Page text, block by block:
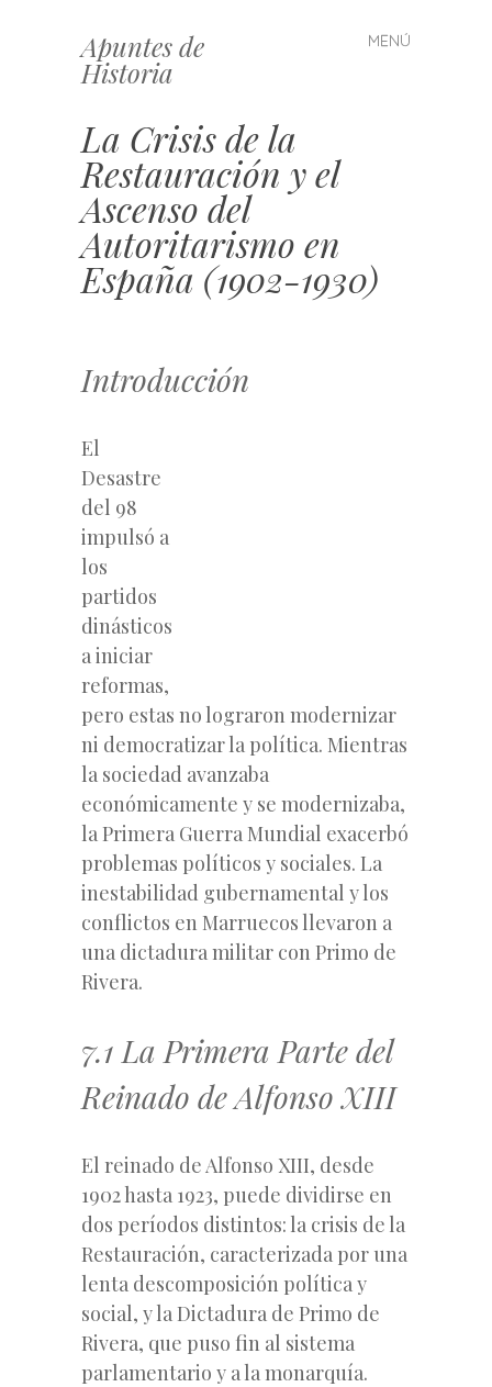
Apuntes de
Historia
MENÚ
Saltar
al
La Crisis de la
Restauración y el
Ascenso del
Autoritarismo en
España (1902-1930)
Introducción
El
Desastre
del 98
impulsó a
los
partidos
dinásticos
a iniciar
reformas,
pero estas no lograron modernizar
ni democratizar la política. Mientras
la sociedad avanzaba
económicamente y se modernizaba,
la Primera Guerra Mundial exacerbó
problemas políticos y sociales. La
inestabilidad gubernamental y los
conflictos en Marruecos llevaron a
una dictadura militar con Primo de
Rivera.
7.1 La Primera Parte del
Reinado de Alfonso XIII
El reinado de Alfonso XIII, desde
1902 hasta 1923, puede dividirse en
dos períodos distintos: la crisis de la
Restauración, caracterizada por una
lenta descomposición política y
social, y la Dictadura de Primo de
Rivera, que puso fin al sistema
parlamentario y a la monarquía.